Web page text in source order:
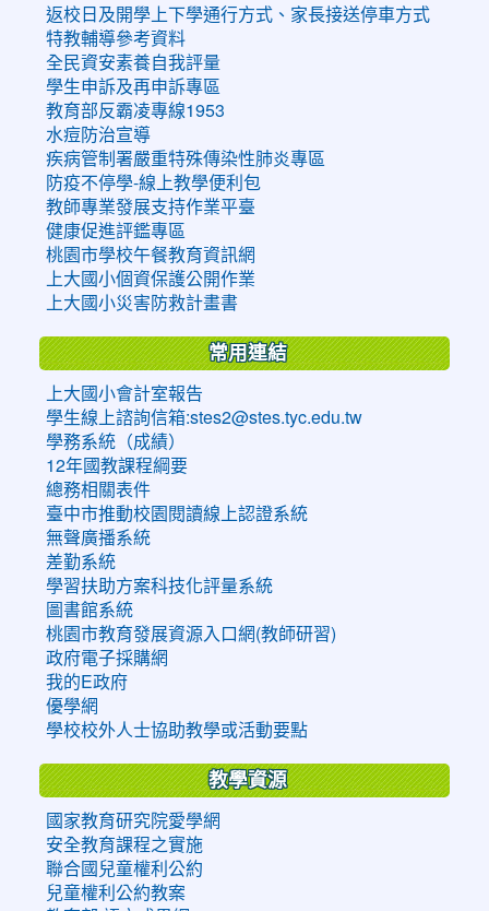
返校日及開學上下學通行方式、家長接送停車方式
特教輔導參考資料
全民資安素養自我評量
學生申訴及再申訴專區
教育部反霸凌專線1953
水痘防治宣導
疾病管制署嚴重特殊傳染性肺炎專區
防疫不停學-線上教學便利包
教師專業發展支持作業平臺
健康促進評鑑專區
桃園市學校午餐教育資訊網
上大國小個資保護公開作業
上大國小災害防救計畫書
常用連結
上大國小會計室報告
學生線上諮詢信箱:stes2@stes.tyc.edu.tw
學務系統（成績）
12年國教課程綱要
總務相關表件
臺中市推動校園閱讀線上認證系統
無聲廣播系統
差勤系統
學習扶助方案科技化評量系統
圖書館系統
桃園市教育發展資源入口網(教師研習)
政府電子採購網
我的E政府
優學網
學校校外人士協助教學或活動要點
教學資源
國家教育研究院愛學網
安全教育課程之實施
聯合國兒童權利公約
兒童權利公約教案